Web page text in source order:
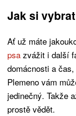
Jak si
Ať už máte
psa zvážit i další
domácnosti a
Plemeno vám
jedinečný. Takže
prostě vědět.